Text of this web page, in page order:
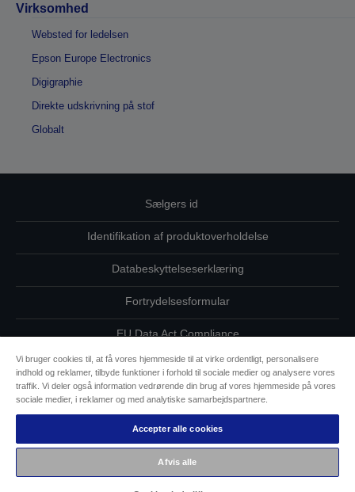
Virksomhed
Websted for ledelsen
Epson Europe Electronics
Digigraphie
Direkte udskrivning på stof
Globalt
Sælgers id
Identifikation af produktoverholdelse
Databeskyttelseserklæring
Fortrydelsesformular
EU Data Act Compliance
Kontakt os vedrørende dine data
Oplysninger om cookies
Epsons forpligtelse til tilgængelighed
Copyright © 2026 Seiko Epson
Vi bruger cookies til, at få vores hjemmeside til at virke ordentligt, personalisere
indhold og reklamer, tilbyde funktioner i forhold til sociale medier og analysere vores
traffik. Vi deler også information vedrørende din brug af vores hjemmeside på vores
sociale medier, i reklamer og med analytiske samarbejdspartnere.
Accepter alle cookies
Afvis alle